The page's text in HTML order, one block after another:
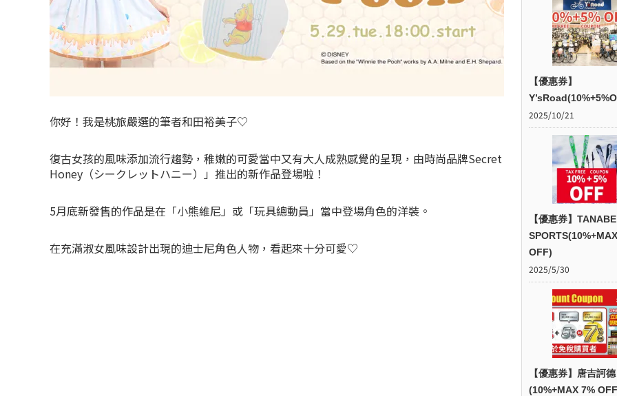
你好！我是桃旅嚴選的筆者和田裕美子♡
復古女孩的風味添加流行趨勢，稚嫩的可愛當中又有大人成熟感覺的呈現，由時尚品牌Secret
Honey（シークレットハニー）」推出的新作品登場啦！
5月底新發售的作品是在「小熊維尼」或「玩具總動員」當中登場角色的洋裝。
在充滿淑女風味設計出現的迪士尼角色人物，看起來十分可愛♡
【優惠券】
2025/10/21
【優惠券】TANABE
OFF)
2025/5/30
【優惠券】唐吉訶德
(10%+MAX 7%